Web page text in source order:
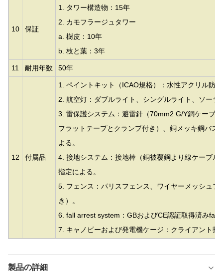
10 保証
1. タワー構造物：15年
2. カモフラージュタワー
a. 樹皮：10年
b. 枝と葉：3年
11 耐用年数 50年
12 付属品
1. ペイントキット（ICAO規格）：水性アクリル防
2. 航空灯：ダブルライト、シングルライト、ソーラ
3. 雷保護システム：避雷針（70mm2 G/Y銅ケーブ
フラットテープとクランプ付き）、銅メッキ鋼バス
よる。
4. 接地システム：接地棒（銅被覆鋼より線ケーブ
指定による。
5. フェンス：パリスフェンス、ワイヤーメッシュフ
き）。
6. fall arrest system：GBおよびCE認証取得済みfall
7. キャノピーおよび発電機ケージ：クライアント指
製品の詳細